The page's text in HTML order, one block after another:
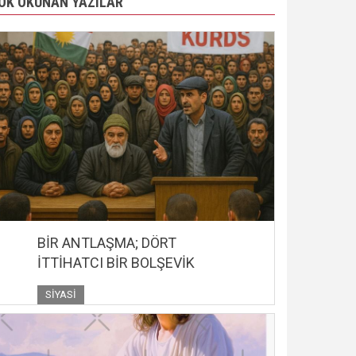
BİR ANTLAŞMA; DÖRT
İTTİHATCI BİR BOLŞEVİK
SIYASI